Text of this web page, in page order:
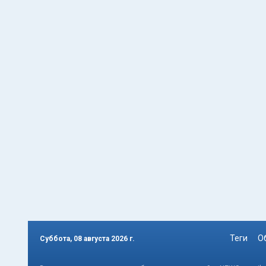
Суббота, 08 августа 2026 г. Теги